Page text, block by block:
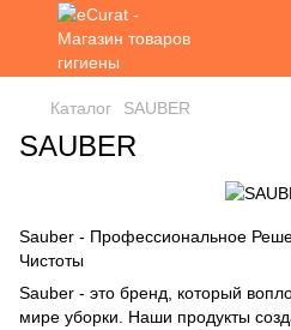
Каталог SAUBER
SAUBER
Sauber - Профессиональное
Чистоты
Sauber - это бренд, который
мире уборки. Наши продукты